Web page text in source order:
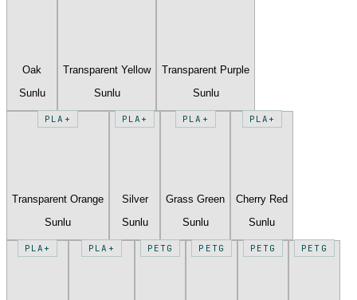
Oak
Sunlu
Transparent Yellow
Sunlu
Transparent Purple
Sunlu
PLA+
Transparent Orange
Sunlu
PLA+
Silver
Sunlu
PLA+
Grass Green
Sunlu
PLA+
Cherry Red
Sunlu
PLA+ PLA+ PETG PETG PETG PETG